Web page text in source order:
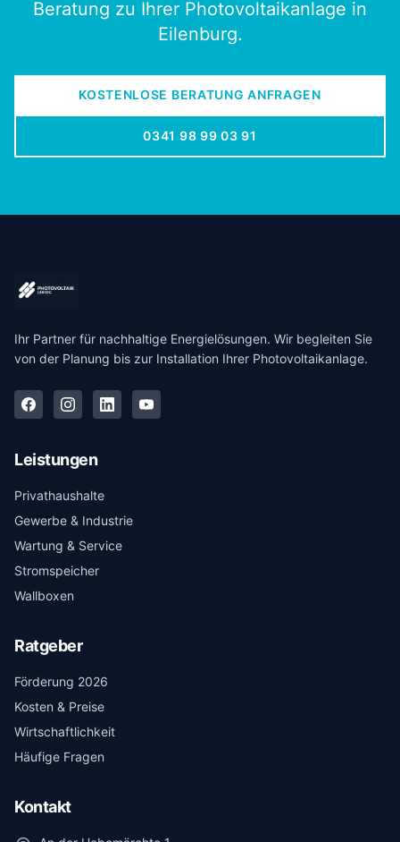
Beratung zu Ihrer Photovoltaikanlage in
Eilenburg.
KOSTENLOSE BERATUNG ANFRAGEN
0341 98 99 03 91
Ihr Partner für nachhaltige Energielösungen. Wir begleiten Sie
von der Planung bis zur Installation Ihrer Photovoltaikanlage.
Leistungen
Privathaushalte
Gewerbe & Industrie
Wartung & Service
Stromspeicher
Wallboxen
Ratgeber
Förderung 2026
Kosten & Preise
Wirtschaftlichkeit
Häufige Fragen
Kontakt